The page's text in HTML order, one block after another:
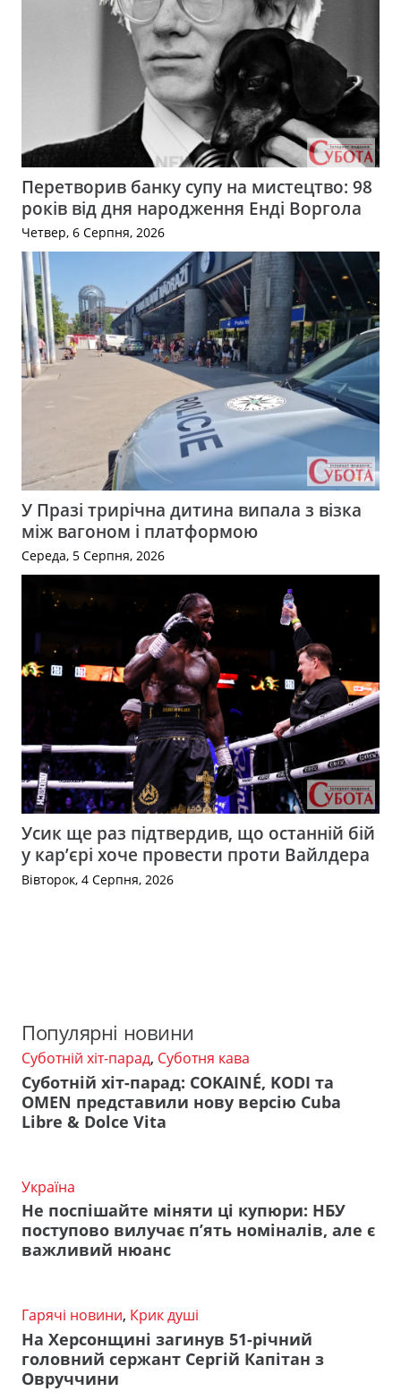
Перетворив банку супу на мистецтво: 98
років від дня народження Енді Воргола
Четвер, 6 Серпня, 2026
У Празі трирічна дитина випала з візка
між вагоном і платформою
Середа, 5 Серпня, 2026
Усик ще раз підтвердив, що останній бій
у кар’єрі хоче провести проти Вайлдера
Вівторок, 4 Серпня, 2026
Популярні новини
Суботній хіт-парад, Суботня кава
Суботній хіт-парад: COKAINÉ, KODI та
OMEN представили нову версію Cuba
Libre & Dolce Vita
Україна
Не поспішайте міняти ці купюри: НБУ
поступово вилучає п’ять номіналів, але є
важливий нюанс
Гарячі новини, Крик душі
На Херсонщині загинув 51-річний
головний сержант Сергій Капітан з
Овруччини